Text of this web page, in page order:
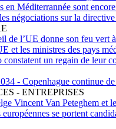
en Méditerrannée sont
les négociations sur la
de l’UE donne son feu vert
et les ministres des pays
un regain de leur
- Copenhague continue
- ENTREPRISES
Vincent Van Peteghem et
se portent